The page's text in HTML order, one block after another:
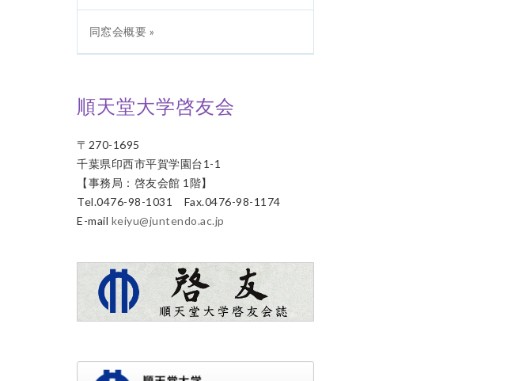
同窓会概要 »
順天堂大学啓友会
〒270-1695
千葉県印西市平賀学園台1-1
【事務局：啓友会館 1階】
Tel.0476-98-1031 Fax.0476-98-1174
E-mail keiyu@juntendo.ac.jp